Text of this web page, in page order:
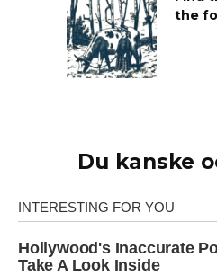
the
Du kanske